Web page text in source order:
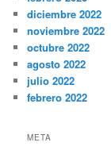
diciembre 2022
noviembre 2022
octubre 2022
agosto 2022
julio 2022
febrero 2022
META